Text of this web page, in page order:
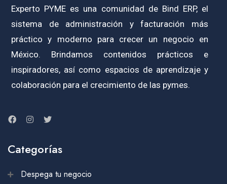
Experto PYME es una comunidad de Bind ERP, el
sistema de administración y facturación más
práctico y moderno para crecer un negocio en
México. Brindamos contenidos prácticos e
inspiradores, así como espacios de aprendizaje y
colaboración para el crecimiento de las pymes.
Categorías
Despega tu negocio